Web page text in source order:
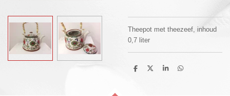
Theepot met theezeef, inhoud
0,7 liter
D
D
S
D